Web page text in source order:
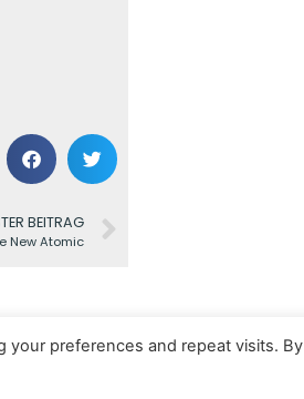
BEITRAG
New Atomic
your preferences and repeat visits. By